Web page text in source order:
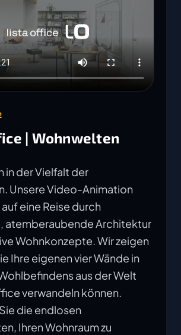
| Wohnwelten
in der Vielfalt der
Unsere Video-Animation
eine Reise durch
atemberaubende Architektur
Wohnkonzepte. Wir zeigen
Ihre eigenen vier Wände in
aus der Welt
verwandeln können.
die endlosen
Ihren Wohnraum zu